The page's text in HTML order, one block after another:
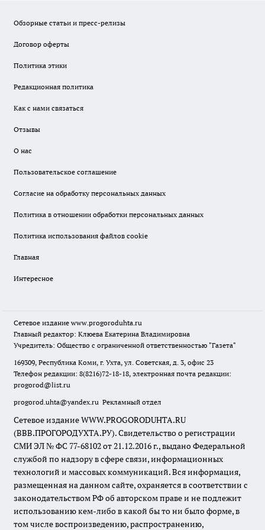
Обзорные статьи и пресс-релизы
Договор оферты
Политика этики
Редакционная политика
Как с нами связаться
Отзывы
О нас
Пользовательское соглашение
Согласие на обработку персональных данных
Политика в отношении обработки персональных данных
Политика использования файлов cookie
Главная
Интересное
Сетевое издание www.progoroduhta.ru
Главный редактор: Клюева Екатерина Владимировна
Учредитель: Общество с ограниченной ответственностью "Газета"
169309, Республика Коми, г. Ухта, ул. Советская, д. 3, офис 23
Телефон редакции: 8(8216)72-18-18, электронная почта редакции:
progorod@list.ru
progorod.uhta@yandex.ru Рекламный отдел
Сетевое издание WWW.PROGORODUHTA.RU
(ВВВ.ПРОГОРОДУХТА.РУ). Свидетельство о регистрации
СМИ ЭЛ № ФС 77-68102 от 21.12.2016 г., выдано Федеральной
службой по надзору в сфере связи, информационных
технологий и массовых коммуникаций. Вся информация,
размещенная на данном сайте, охраняется в соответствии с
законодательством РФ об авторском праве и не подлежит
использованию кем-либо в какой бы то ни было форме, в
том числе воспроизведению, распространению,